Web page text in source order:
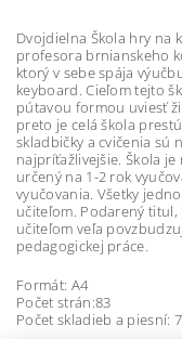
Dvojdielna Škola hry na
profesora brnianskeho
ktorý v sebe spája
keyboard. Cieľom tejto
pútavou formou uviesť
preto je celá škola
skladbičky a cvičenia sú
najpríťažlivejšie. Škola
určený na 1-2 rok
vyučovania. Všetky
učiteľom. Podarený
učiteľom veľa
pedagogickej práce.
Formát: A4
Počet strán:83
Počet skladieb a piesní: